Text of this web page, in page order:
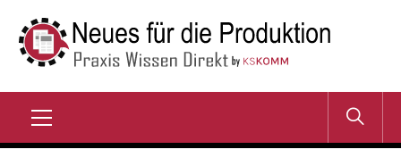
Inhalt
springen
NEUES FÜR DIE
PRODUKTION